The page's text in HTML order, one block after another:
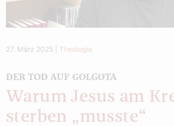
27. März 2025 Theologie
DER TOD AUF GOLGOTA
Warum Jesus am
sterben „musste“